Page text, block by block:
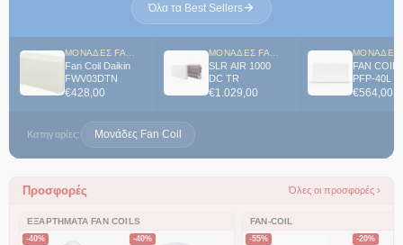
Όλα τα Best Sellers
Fan Coil Daikin
FWV03DTN
€428,00
SLR AIR 1000
DC TR
€1.029,00
FAN COIL
PFP-40L
ΤΖΑΜΙ
€564,00
Κατηγορίες: Μονάδες Fan Coil
Προσφορές Όλες οι προσφορές ›
ΕΞΑΡΤΉΜΑΤΑ FAN COILS
-40% -40%
FAN-COIL
-55% -20%